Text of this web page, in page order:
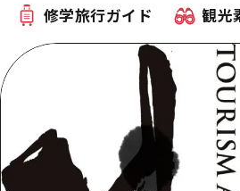
修学旅行ガイド 観光
修学旅行ガイド
テーマで学ぶ広島
体験型学習プロ
おすすめモデル
産業・体験 観光ス
観光素材
旅行会社様向け
観光素材
統計データ
補助金情報